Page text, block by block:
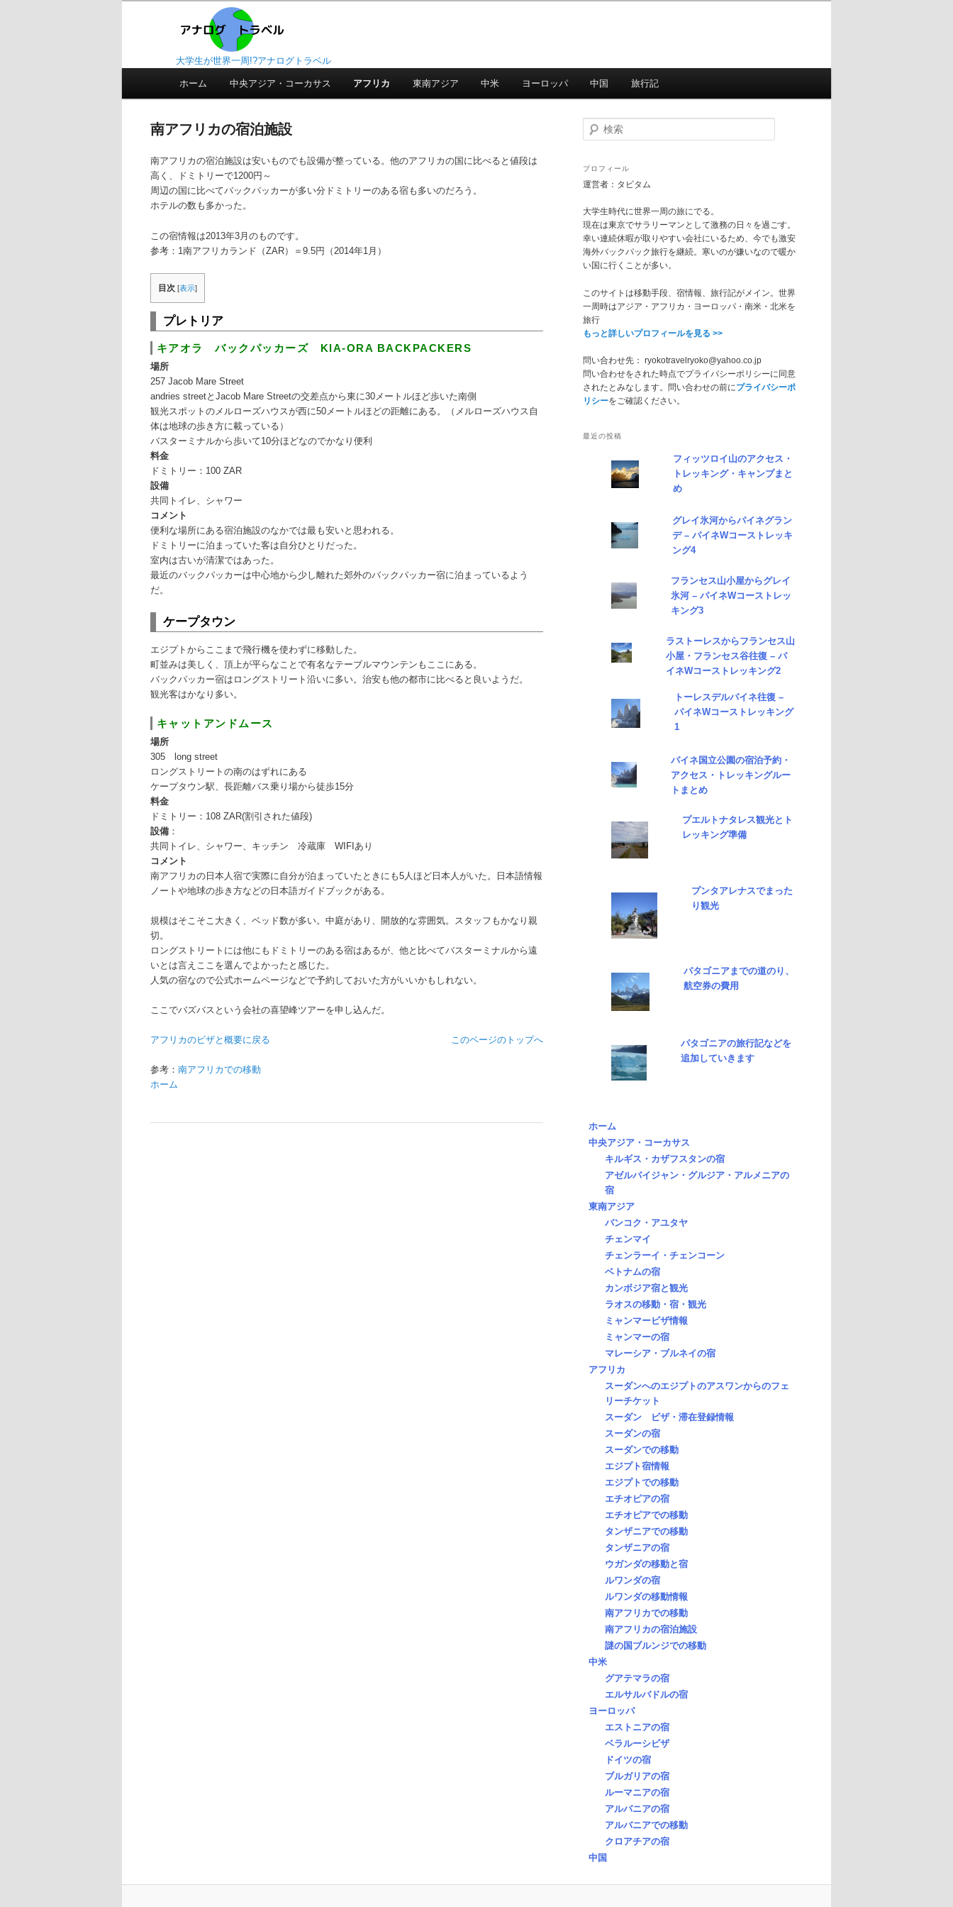
大学生が世界一周!?アナログトラベル
メ
コ
ン
テ
へ
サ
ン
テ
ン
移
ホーム 中央アジア・コーカサス アフリカ 東南アジア 中米 ヨーロッパ 中国 旅行記
南アフリカの宿泊施設
南アフリカの宿泊施設は安いものでも設備が整っている。他のアフリカの国に比べると値段は
高く、ドミトリーで1200円～
周辺の国に比べてバックパッカーが多い分ドミトリーのある宿も多いのだろう。
ホテルの数も多かった。
この宿情報は2013年3月のものです。
参考：1南アフリカランド（ZAR）＝9.5円（2014年1月）
目次 [表示]
プレトリア
キアオラ バックパッカーズ KIA-ORA BACKPACKERS
場所
257 Jacob Mare Street
andries streetとJacob Mare Streetの交差点から東に30メートルほど歩いた南側
観光スポットのメルローズハウスが西に50メートルほどの距離にある。（メルローズハウス自
体は地球の歩き方に載っている）
バスターミナルから歩いて10分ほどなのでかなり便利
料金
ドミトリー：100 ZAR
設備
共同トイレ、シャワー
コメント
便利な場所にある宿泊施設のなかでは最も安いと思われる。
ドミトリーに泊まっていた客は自分ひとりだった。
室内は古いが清潔ではあった。
最近のバックパッカーは中心地から少し離れた郊外のバックパッカー宿に泊まっているよう
だ。
ケープタウン
エジプトからここまで飛行機を使わずに移動した。
町並みは美しく、頂上が平らなことで有名なテーブルマウンテンもここにある。
バックパッカー宿はロングストリート沿いに多い。治安も他の都市に比べると良いようだ。
観光客はかなり多い。
キャットアンドムース
場所
305 long street
ロングストリートの南のはずれにある
ケープタウン駅、長距離バス乗り場から徒歩15分
料金
ドミトリー：108 ZAR(割引された値段)
設備：
共同トイレ、シャワー、キッチン 冷蔵庫 WIFIあり
コメント
南アフリカの日本人宿で実際に自分が泊まっていたときにも5人ほど日本人がいた。日本語情報
ノートや地球の歩き方などの日本語ガイドブックがある。
規模はそこそこ大きく、ベッド数が多い。中庭があり、開放的な雰囲気。スタッフもかなり親
切。
ロングストリートには他にもドミトリーのある宿はあるが、他と比べてバスターミナルから遠
いとは言えここを選んでよかったと感じた。
人気の宿なので公式ホームページなどで予約しておいた方がいいかもしれない。
ここでバズバスという会社の喜望峰ツアーを申し込んだ。
このページのトップへ
アフリカのビザと概要に戻る
参考： 南アフリカでの移動
ホーム
検
索
プロフィール
運営者：タビタム
大学生時代に世界一周の旅にでる。
現在は東京でサラリーマンとして激務の日々を過ごす。
幸い連続休暇が取りやすい会社にいるため、今でも激安
海外バックパック旅行を継続。寒いのが嫌いなので暖か
い国に行くことが多い。
このサイトは移動手段、宿情報、旅行記がメイン。世界
一周時はアジア・アフリカ・ヨーロッパ・南米・北米を
旅行
もっと詳しいプロフィールを見る >>
問い合わせ先： ryokotravelryoko@yahoo.co.jp
問い合わせをされた時点でプライバシーポリシーに同意
されたとみなします。問い合わせの前にプライバシーポ
リシーをご確認ください。
最近の投稿
フィッツロイ山のアクセス・
トレッキング・キャンプまと
め
グレイ氷河からパイネグラン
デ – パイネWコーストレッキ
ング4
フランセス山小屋からグレイ
氷河 – パイネWコーストレッ
キング3
ラストーレスからフランセス山
小屋・フランセス谷往復 – パ
イネWコーストレッキング2
トーレスデルパイネ往復 –
パイネWコーストレッキング
1
パイネ国立公園の宿泊予約・
アクセス・トレッキングルー
トまとめ
プエルトナタレス観光とト
レッキング準備
プンタアレナスでまった
り観光
パタゴニアまでの道のり、
航空券の費用
パタゴニアの旅行記などを
追加していきます
ホーム
中央アジア・コーカサス
キルギス・カザフスタンの宿
アゼルバイジャン・グルジア・アルメニアの
宿
東南アジア
バンコク・アユタヤ
チェンマイ
チェンラーイ・チェンコーン
ベトナムの宿
カンボジア宿と観光
ラオスの移動・宿・観光
ミャンマービザ情報
ミャンマーの宿
マレーシア・ブルネイの宿
アフリカ
スーダンへのエジプトのアスワンからのフェ
リーチケット
スーダン ビザ・滞在登録情報
スーダンの宿
スーダンでの移動
エジプト宿情報
エジプトでの移動
エチオピアの宿
エチオピアでの移動
タンザニアでの移動
タンザニアの宿
ウガンダの移動と宿
ルワンダの宿
ルワンダの移動情報
南アフリカでの移動
南アフリカの宿泊施設
謎の国ブルンジでの移動
中米
グアテマラの宿
エルサルバドルの宿
ヨーロッパ
エストニアの宿
ベラルーシビザ
ドイツの宿
ブルガリアの宿
ルーマニアの宿
アルバニアの宿
アルバニアでの移動
クロアチアの宿
中国